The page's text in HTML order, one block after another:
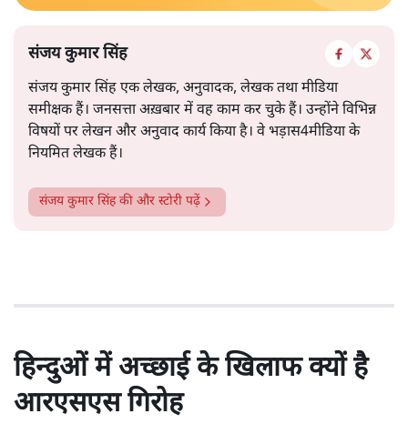
संजय कुमार सिंह
संजय कुमार सिंह एक लेखक, अनुवादक, लेखक तथा मीडिया
समीक्षक हैं। जनसत्ता अख़बार में वह काम कर चुके हैं। उन्होंने विभिन्न
विषयों पर लेखन और अनुवाद कार्य किया है। वे भड़ास4मीडिया के
नियमित लेखक हैं।
संजय कुमार सिंहकी और स्टोरी पढ़ें
हिन्दुओं में अच्छाई के खिलाफ क्यों है
आरएसएस गिरोह